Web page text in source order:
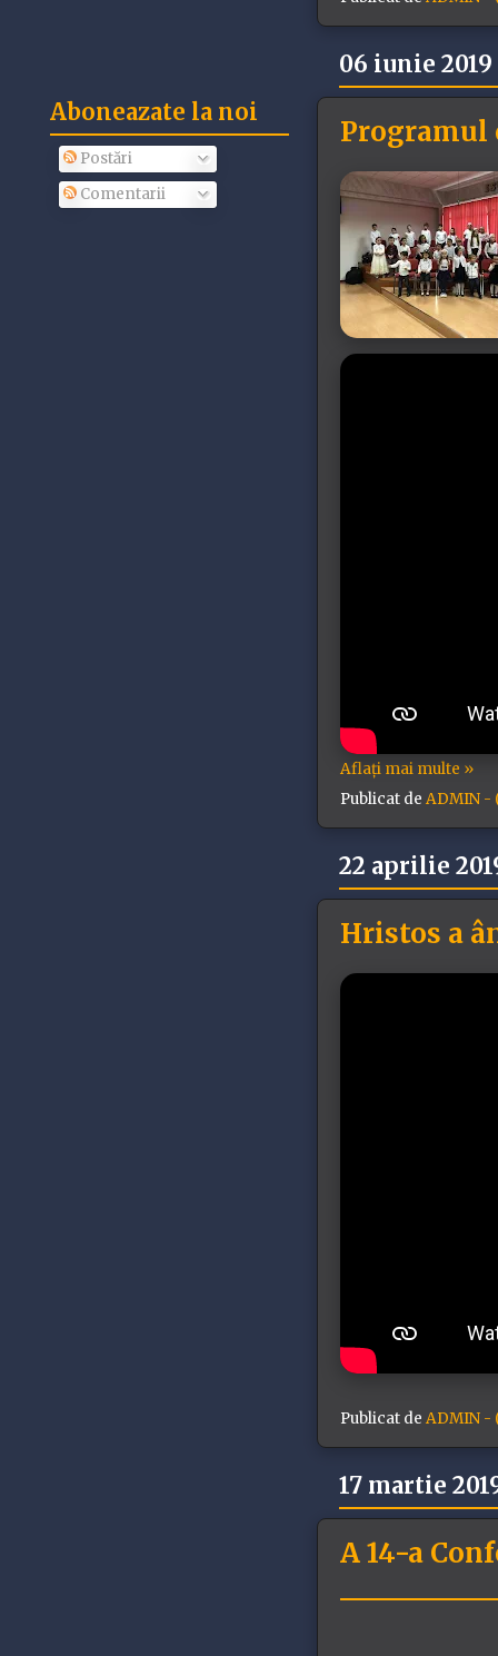
06 iunie 2019
Programul
Aflați mai multe »
Publicat de ADMIN -
22 aprilie
Hristos a
Publicat de ADMIN -
17 martie
A 14-a
Aboneazate la noi
Postări
Comentarii